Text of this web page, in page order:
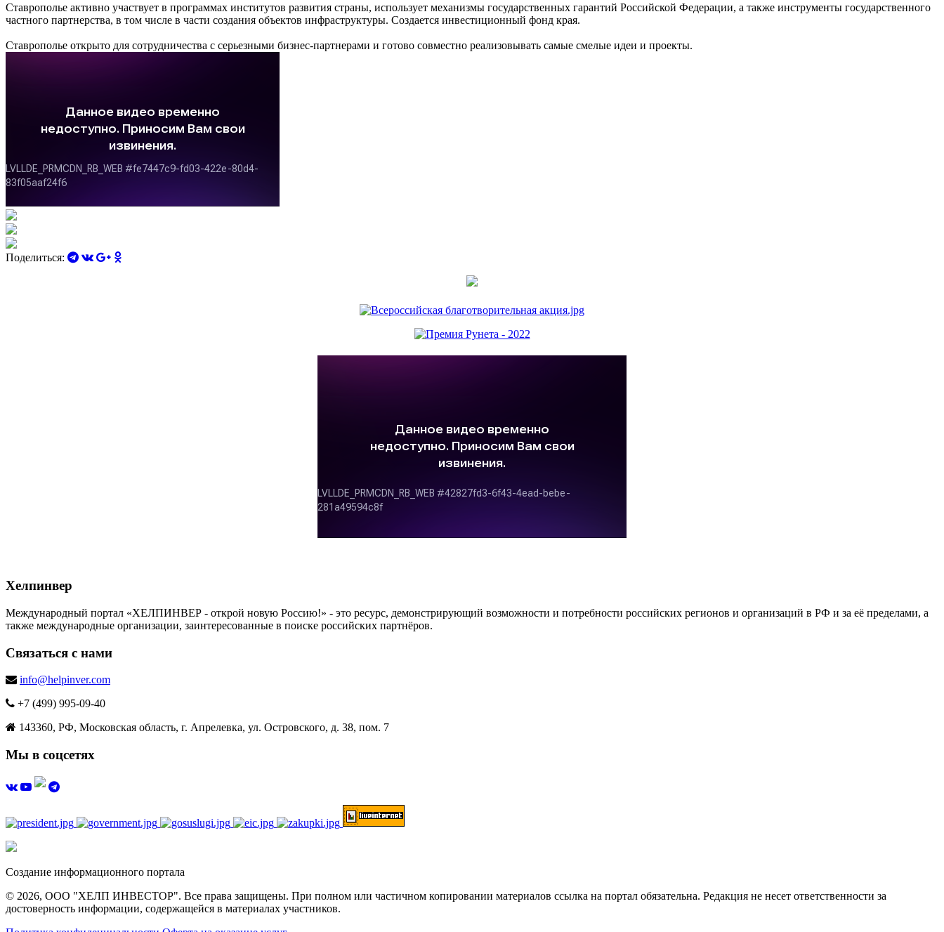
Ставрополье активно участвует в программах институтов развития страны, использует механизмы государственных гарантий Российской Федерации, а также инструменты государственного
частного партнерства, в том числе в части создания объектов инфраструктуры. Создается инвестиционный фонд края.
Ставрополье открыто для сотрудничества с серьезными бизнес-партнерами и готово совместно реализовывать самые смелые идеи и проекты.
Поделиться:
Хелпинвер
Международный портал «ХЕЛПИНВЕР - открой новую Россию!» - это ресурс, демонстрирующий возможности и потребности российских регионов и организаций в РФ и за её пределами, а
также международные организации, заинтересованные в поиске российских партнёров.
Связаться с нами
info@helpinver.com
+7 (499) 995-09-40
143360, РФ, Московская область, г. Апрелевка, ул. Островского, д. 38, пом. 7
Мы в соцсетях
Создание информационного портала
© 2026, ООО "ХЕЛП ИНВЕСТОР". Все права защищены. При полном или частичном копировании материалов ссылка на портал обязательна. Редакция не несет ответственности за
достоверность информации, содержащейся в материалах участников.